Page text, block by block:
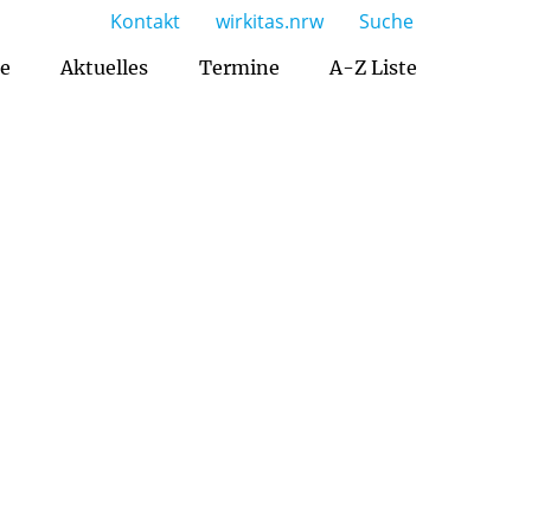
Aktuelles Termine A-Z Liste
Kontakt wirkitas.nrw Suche